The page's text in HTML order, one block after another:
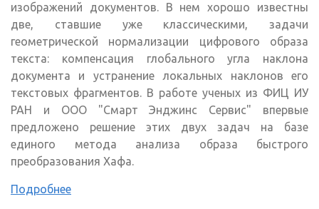
изображений документов. В нем хорошо известны
две, ставшие уже классическими, задачи
геометрической нормализации цифрового образа
текста: компенсация глобального угла наклона
документа и устранение локальных наклонов его
текстовых фрагментов. В работе ученых из ФИЦ ИУ
РАН и ООО "Смарт Энджинс Сервис" впервые
предложено решение этих двух задач на базе
единого метода анализа образа быстрого
преобразования Хафа.
Подробнее